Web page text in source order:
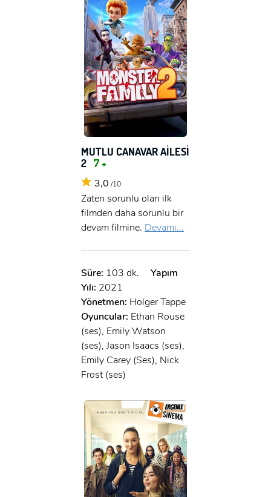
MUTLU CANAVAR AİLESİ
2 7 +
3,0 /10
Zaten sorunlu olan ilk
filmden daha sorunlu bir
devam filmine. Devamı...
Süre: 103 dk.
Yapım
Yılı: 2021
Yönetmen: Holger Tappe
Oyuncular: Ethan Rouse
(ses), Emily Watson
(ses), Jason Isaacs (ses),
Emily Carey (Ses), Nick
Frost (ses)